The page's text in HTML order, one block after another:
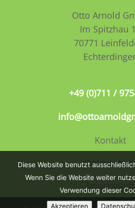
Otto Arnold
Im Spitzhau
70771
+49 (0)711 /
Kontakt
Impressum
Diese Website benutzt
Wenn Sie die Website weiter
Verwendung dieser
Akzeptieren